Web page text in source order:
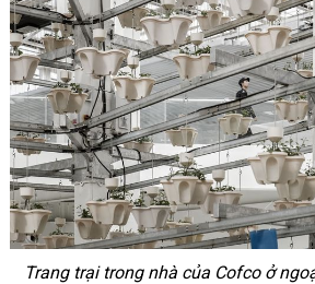
Trang trại trong nhà của Cofco ở